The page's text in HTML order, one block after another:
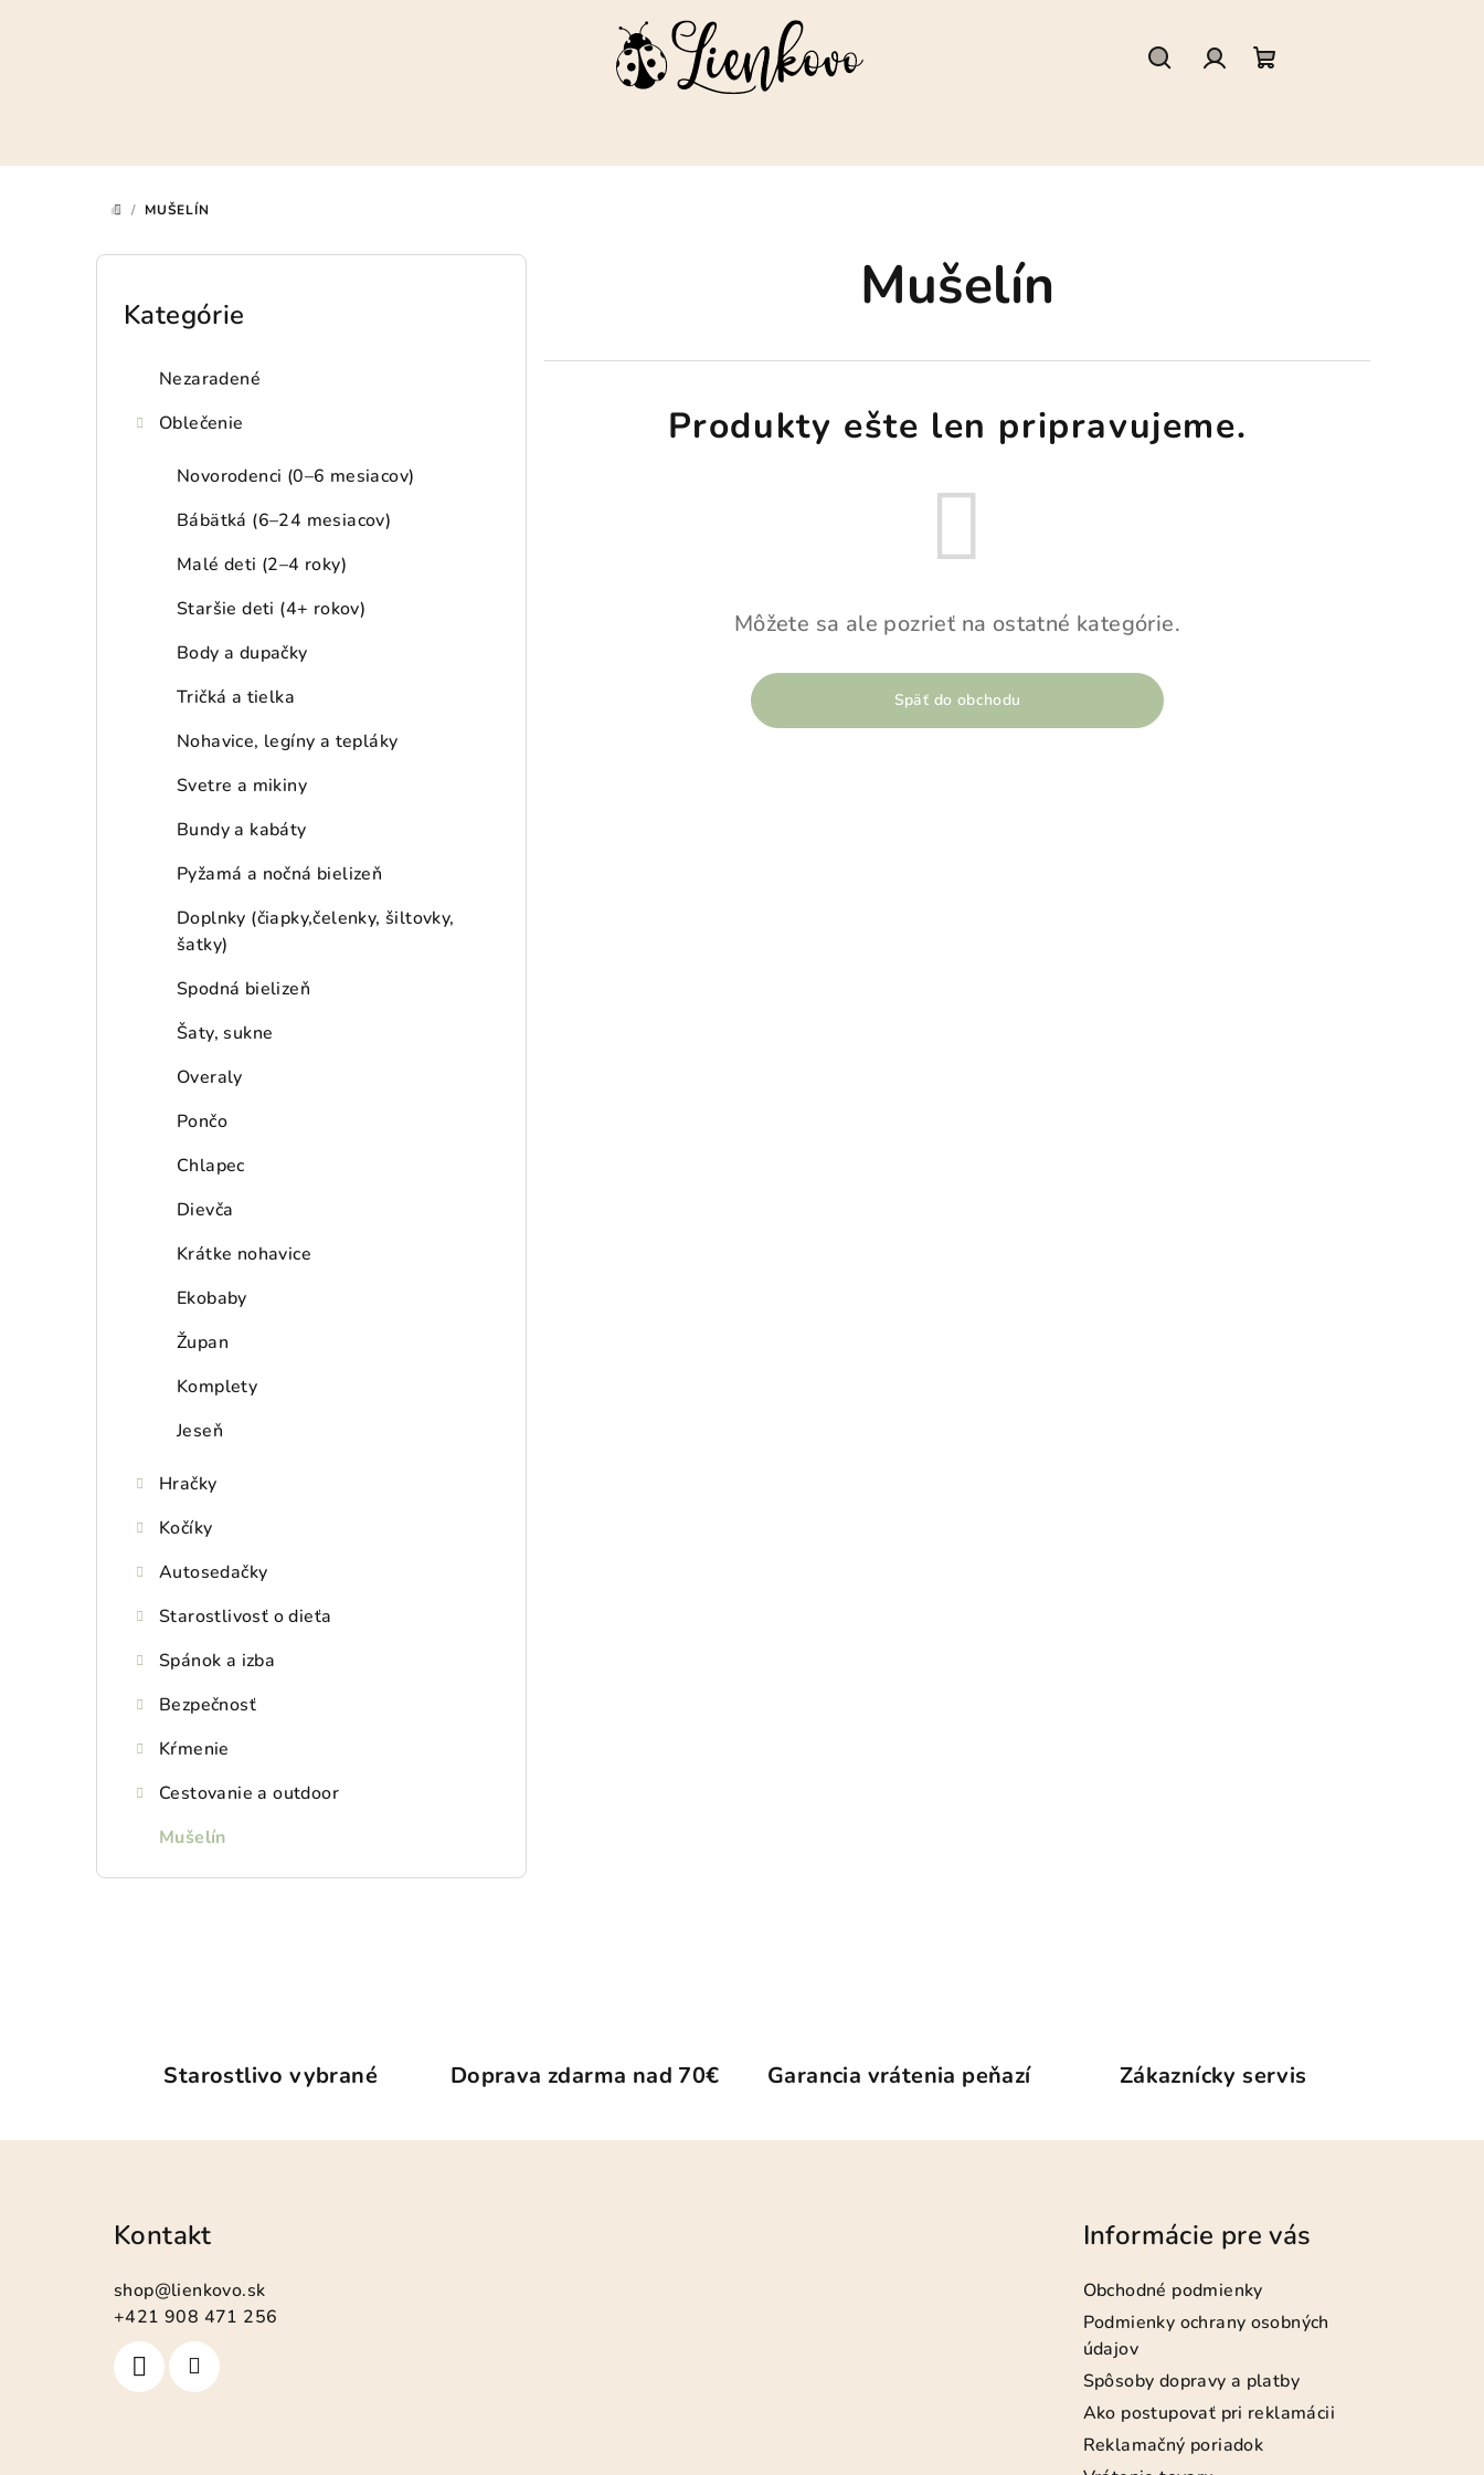
DOMOV
/ MUŠELÍN
B
Preskočiť
Kategórie
Nezaradené
Oblečenie
Novorodenci (0–6 mesiacov)
Bábätká (6–24 mesiacov)
Malé deti (2–4 roky)
Staršie deti (4+ rokov)
Body a dupačky
Tričká a tielka
Nohavice, legíny a tepláky
Svetre a mikiny
Bundy a kabáty
Pyžamá a nočná bielizeň
Doplnky (čiapky,čelenky, šiltovky,
šatky)
Spodná bielizeň
Šaty, sukne
Overaly
Pončo
Chlapec
Dievča
Krátke nohavice
Ekobaby
Župan
Komplety
Jeseň
Hračky
Kočíky
Autosedačky
Starostlivosť o dieťa
Spánok a izba
Bezpečnosť
Kŕmenie
Cestovanie a outdoor
Mušelín
Mušelín
Produkty ešte len pripravujeme.
Môžete sa ale pozrieť na ostatné kategórie.
Späť do obchodu
Starostlivo vybrané Doprava zdarma nad 70€ Garancia vrátenia peňazí Zákaznícky servis
Kontakt
shop@lienkovo.sk
+421 908 471 256
Informácie pre vás
Obchodné podmienky
Podmienky ochrany osobných
údajov
Spôsoby dopravy a platby
Ako postupovať pri reklamácii
Reklamačný poriadok